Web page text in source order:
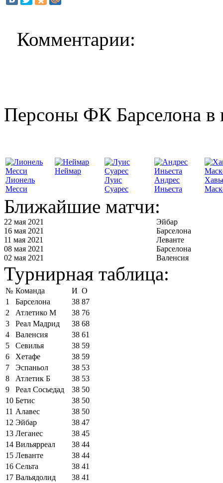
Комментарии:
Персоны ФК Барселона в
Лионель
Месси
Неймар
Луис
Суарес
Андрес
Иньеста
Ближайшие матчи:
22 мая 2021
Эйбар
16 мая 2021
Барселона
11 мая 2021
Леванте
08 мая 2021
Барселона
02 мая 2021
Валенсия
Турнирная таблица:
№ Команда И О
1
Барселона 38 87
2
Атлетико М 38 76
3
Реал Мадрид 38 68
4
Валенсия 38 61
5
Севилья 38 59
6
Хетафе 38 59
7
Эспаньол 38 53
8
Атлетик Б 38 53
9
Реал Сосьедад 38 50
10 Бетис 38 50
11 Алавес 38 50
12 Эйбар 38 47
13 Леганес 38 45
14 Вильярреал 38 44
15 Леванте 38 44
16 Сельта 38 41
17 Вальядолид 38 41